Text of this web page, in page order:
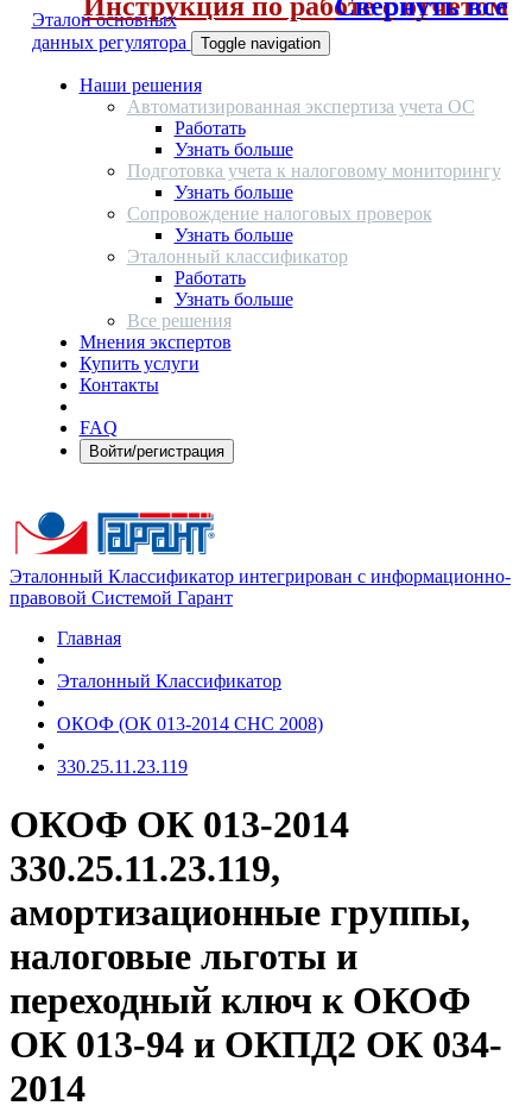
Эталон основных
данных регулятора
Toggle navigation
Наши решения
Автоматизированная экспертиза учета ОС
Работать
Узнать больше
Подготовка учета к налоговому мониторингу
Узнать больше
Сопровождение налоговых проверок
Узнать больше
Эталонный классификатор
Работать
Узнать больше
Все решения
Мнения экспертов
Купить услуги
Контакты
FAQ
Войти/регистрация
Эталонный Классификатор интегрирован с информационно-
правовой Системой Гарант
Главная
Эталонный Классификатор
ОКОФ (ОК 013-2014 СНС 2008)
330.25.11.23.119
ОКОФ ОК 013-2014
330.25.11.23.119,
амортизационные группы,
налоговые льготы и
переходный ключ к ОКОФ
ОК 013-94 и ОКПД2 ОК 034-
2014